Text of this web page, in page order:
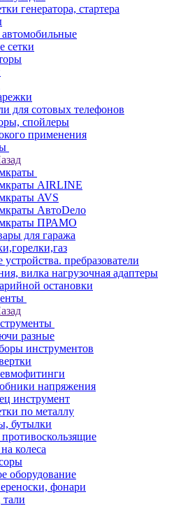
генератора, стартера
сетки
для сотовых телефонов
спойлеры
применения
AIRLINE
AVS
АвтоDело
ПРАМО
для гаража
устройства. пребразователи
вилка нагрузочная адаптеры
остановки
разные
инструментов
напряжения
инструмент
по металлу
бутылки
колеса
оборудование
фонари